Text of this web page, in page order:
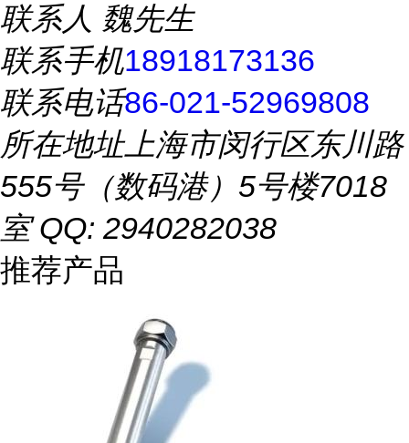
联系人 魏先生
联系手机18918173136
联系电话86-021-52969808
所在地址上海市闵行区东川路
555号（数码港）5号楼7018
室 QQ: 2940282038
推荐产品